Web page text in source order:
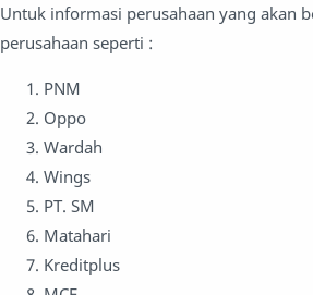
Untuk informasi perusahaan yang akan
perusahaan seperti :
PNM
Oppo
Wardah
Wings
PT. SM
Matahari
Kreditplus